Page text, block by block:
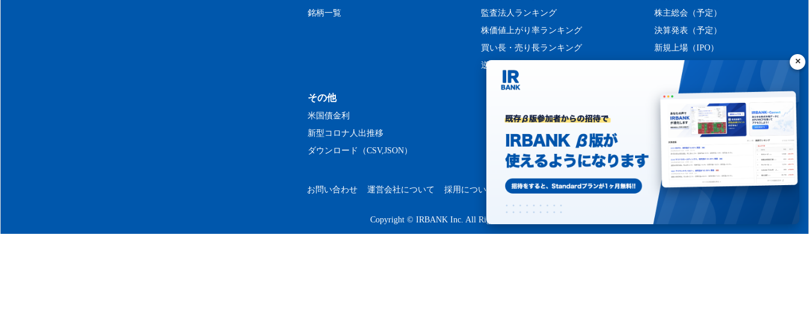
銘柄一覧
監査法人ランキング
株価値上がり率ランキング
買い長・売り長ランキング
逆日歩ランキング
株主総会（予定）
決算発表（予定）
新規上場（IPO）
その他
米国債金利
新型コロナ人出推移
ダウンロード（CSV,JSON）
お問い合わせ 運営会社について 採用について プライバシーポリシー
Copyright © IRBANK Inc. All Rights Reserved.